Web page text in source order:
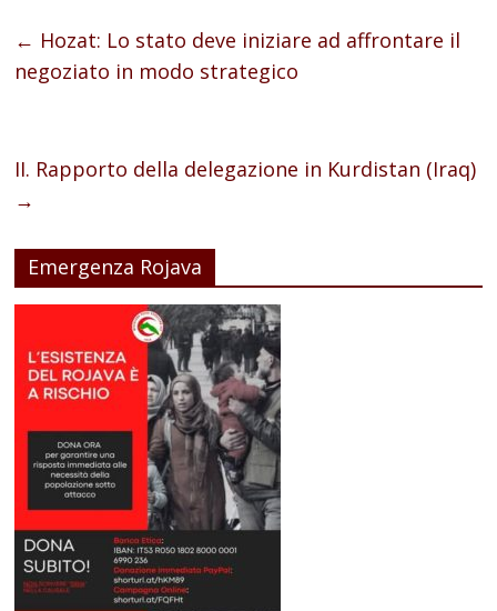
← Hozat: Lo stato deve iniziare ad affrontare il
negoziato in modo strategico
II. Rapporto della delegazione in Kurdistan (Iraq)
→
Emergenza Rojava